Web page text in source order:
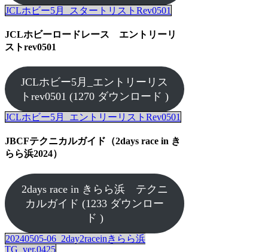
JCLホビー5月_スタートリストRev0501
JCLホビーロードレース エントリーリ
ストrev0501
JCLホビー5月_エントリーリス
トrev0501 (1270 ダウンロード )
JCLホビー5月_エントリーリストRev0501
JBCFテクニカルガイド（2days race in き
らら浜2024）
2days race in きらら浜 テクニ
カルガイド (1233 ダウンロー
ド )
20240505-06_2day2raceinきらら浜
TG_ver.0425